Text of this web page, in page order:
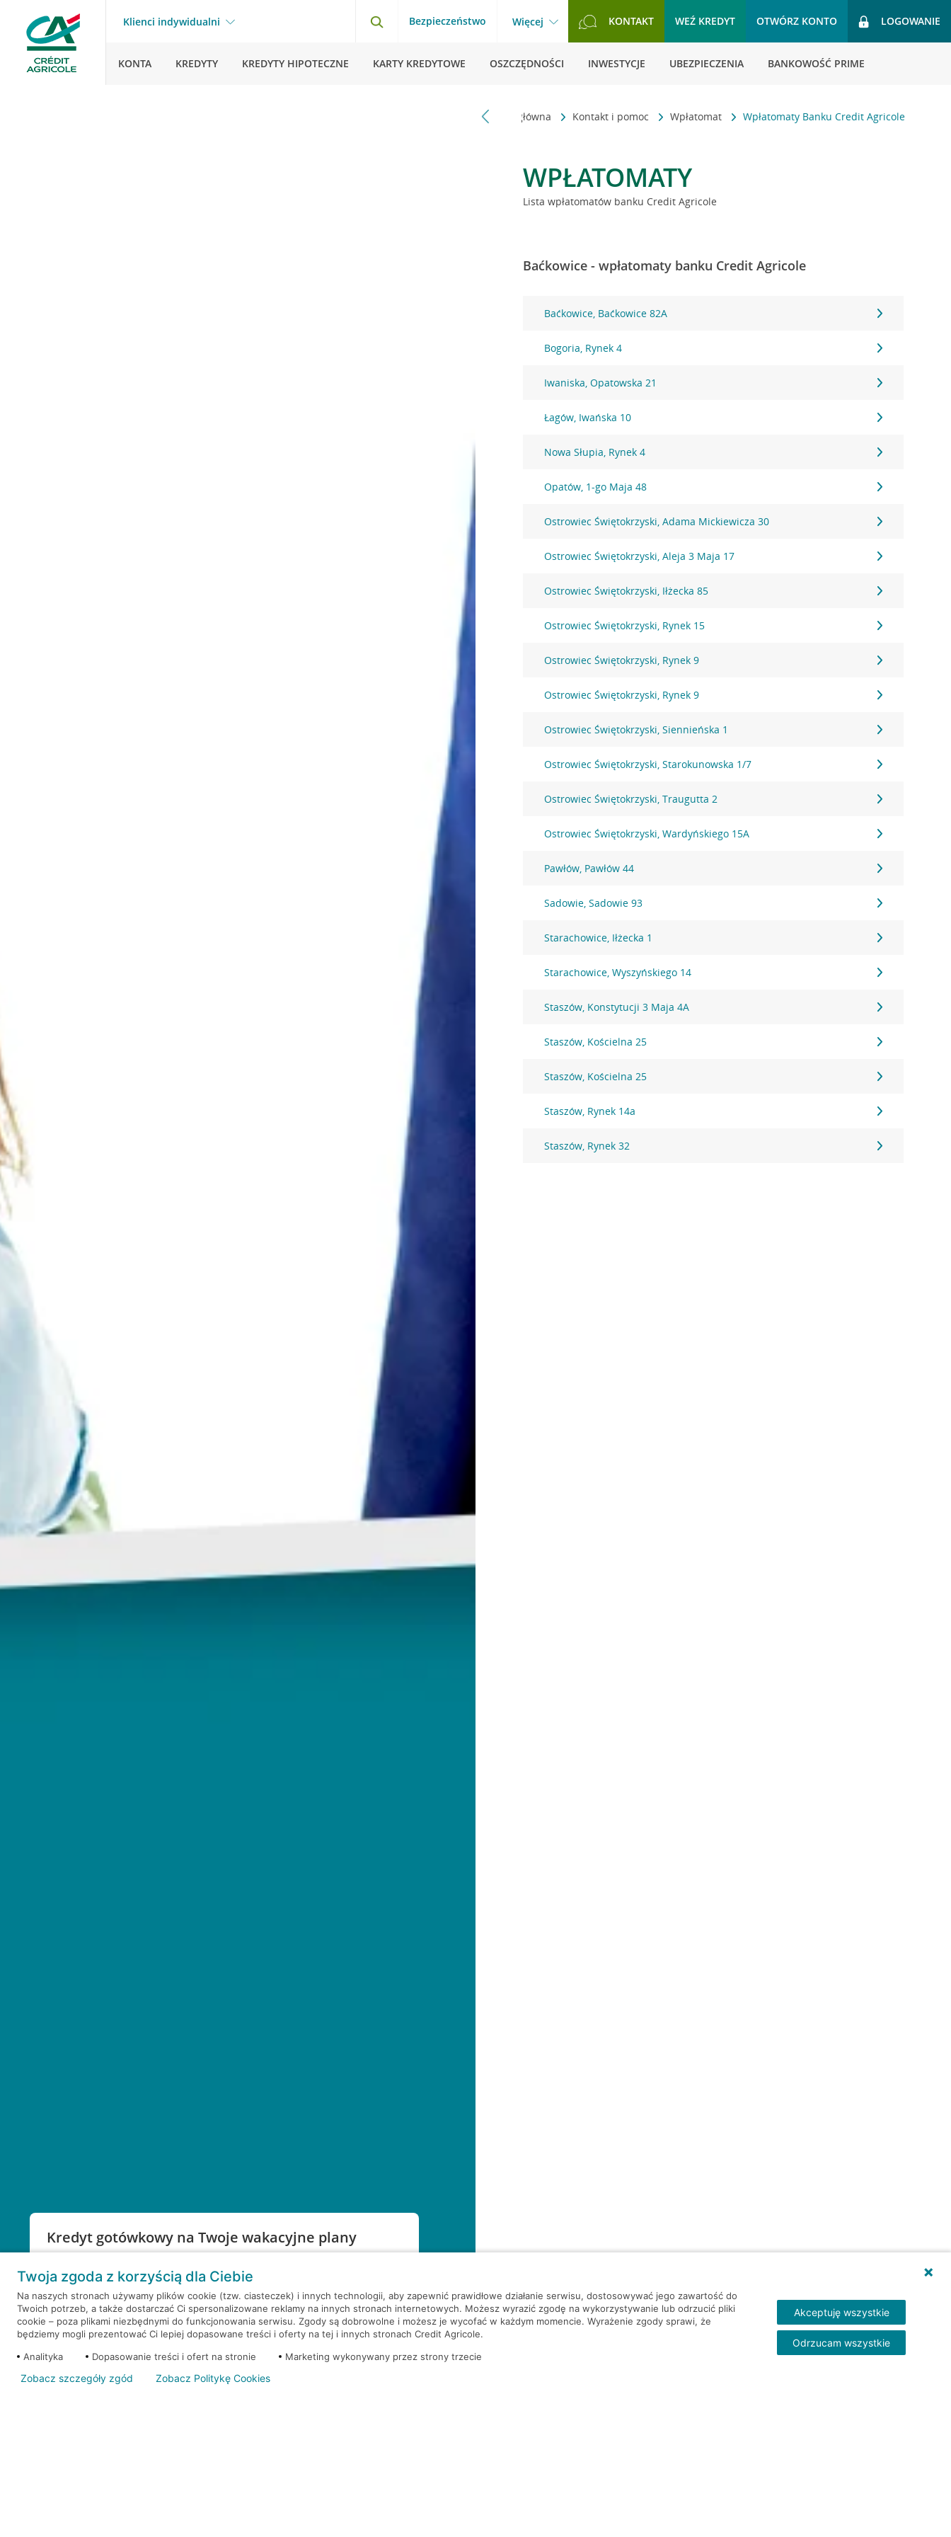
Klienci indywidualni Bezpieczeństwo Więcej KONTAKT WEŹ KREDYT OTWÓRZ KONTO LOGOWANIE
KONTA KREDYTY KREDYTY HIPOTECZNE KARTY KREDYTOWE OSZCZĘDNOŚCI INWESTYCJE UBEZPIECZENIA BANKOWOŚĆ PRIME
Kredyt gotówkowy na Twoje wakacyjne plany
RRSO: 9,6%
WEŹ KREDYT NOTA PRAWNA
Strona główna Kontakt i pomoc Wpłatomat Wpłatomaty Banku Credit Agricole
WPŁATOMATY
Lista wpłatomatów banku Credit Agricole
Baćkowice - wpłatomaty banku Credit Agricole
Baćkowice, Baćkowice 82A
Bogoria, Rynek 4
Iwaniska, Opatowska 21
Łagów, Iwańska 10
Nowa Słupia, Rynek 4
Opatów, 1-go Maja 48
Ostrowiec Świętokrzyski, Adama Mickiewicza 30
Ostrowiec Świętokrzyski, Aleja 3 Maja 17
Ostrowiec Świętokrzyski, Iłżecka 85
Ostrowiec Świętokrzyski, Rynek 15
Ostrowiec Świętokrzyski, Rynek 9
Ostrowiec Świętokrzyski, Rynek 9
Ostrowiec Świętokrzyski, Siennieńska 1
Ostrowiec Świętokrzyski, Starokunowska 1/7
Ostrowiec Świętokrzyski, Traugutta 2
Ostrowiec Świętokrzyski, Wardyńskiego 15A
Pawłów, Pawłów 44
Sadowie, Sadowie 93
Starachowice, Iłżecka 1
Starachowice, Wyszyńskiego 14
Staszów, Konstytucji 3 Maja 4A
Staszów, Kościelna 25
Staszów, Kościelna 25
Staszów, Rynek 14a
Staszów, Rynek 32
Twoja zgoda z korzyścią dla Ciebie
Na naszych stronach używamy plików cookie (tzw. ciasteczek) i innych technologii, aby zapewnić prawidłowe działanie serwisu, dostosowywać jego zawartość do
Twoich potrzeb, a także dostarczać Ci spersonalizowane reklamy na innych stronach internetowych. Możesz wyrazić zgodę na wykorzystywanie lub odrzucić pliki
cookie – poza plikami niezbędnymi do funkcjonowania serwisu. Zgody są dobrowolne i możesz je wycofać w każdym momencie. Wyrażenie zgody sprawi, że
będziemy mogli prezentować Ci lepiej dopasowane treści i oferty na tej i innych stronach Credit Agricole.
Analityka
Dopasowanie treści i ofert na stronie Marketing wykonywany przez strony trzecie
Akceptuję wszystkie
Odrzucam wszystkie
Zobacz szczegóły zgód Zobacz Politykę Cookies